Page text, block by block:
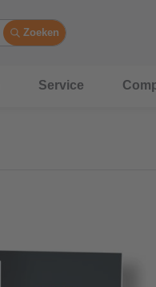
Zoeken
Service